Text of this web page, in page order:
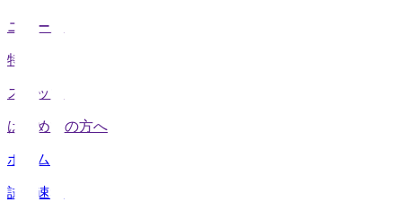
ニュース
特集
スタッツ
はじめての方へ
ホーム
試合速報